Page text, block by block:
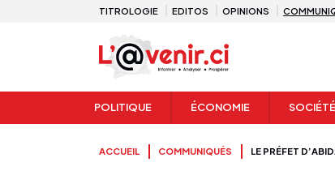
TITROLOGIE EDITOS OPINIONS
POLITIQUE ÉCONOMIE SOCIÉTÉ
ACCUEIL COMMUNIQUÉS LE PRÉFET